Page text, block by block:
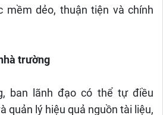
mềm dẻo, thuận tiện và chính
trường
ban lãnh đạo có thể tự điều
quản lý hiệu quả nguồn tài liệu,